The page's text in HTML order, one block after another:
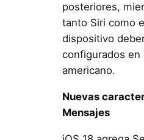
posteriores,
tanto Siri como
dispositivo
configurados en
americano.
Nuevas
Mensajes